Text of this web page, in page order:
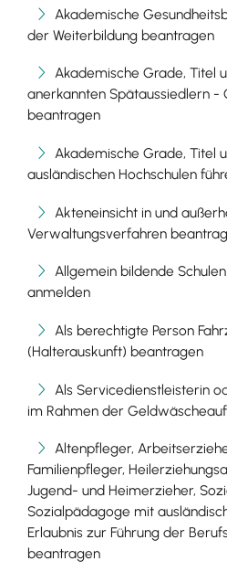
Akademische
der Weiterbildung beantragen
Akademische Grade, Titel
anerkannten Spätaussiedlern -
beantragen
Akademische Grade, Titel
ausländischen Hochschulen
Akteneinsicht in und
Verwaltungsverfahren
Allgemein bildende
anmelden
Als berechtigte Person
(Halterauskunft) beantragen
Als Servicedienstleisterin
im Rahmen der
Altenpfleger,
Familienpfleger,
Jugend- und Heimerzieher,
Sozialpädagoge mit
Erlaubnis zur Führung der
beantragen